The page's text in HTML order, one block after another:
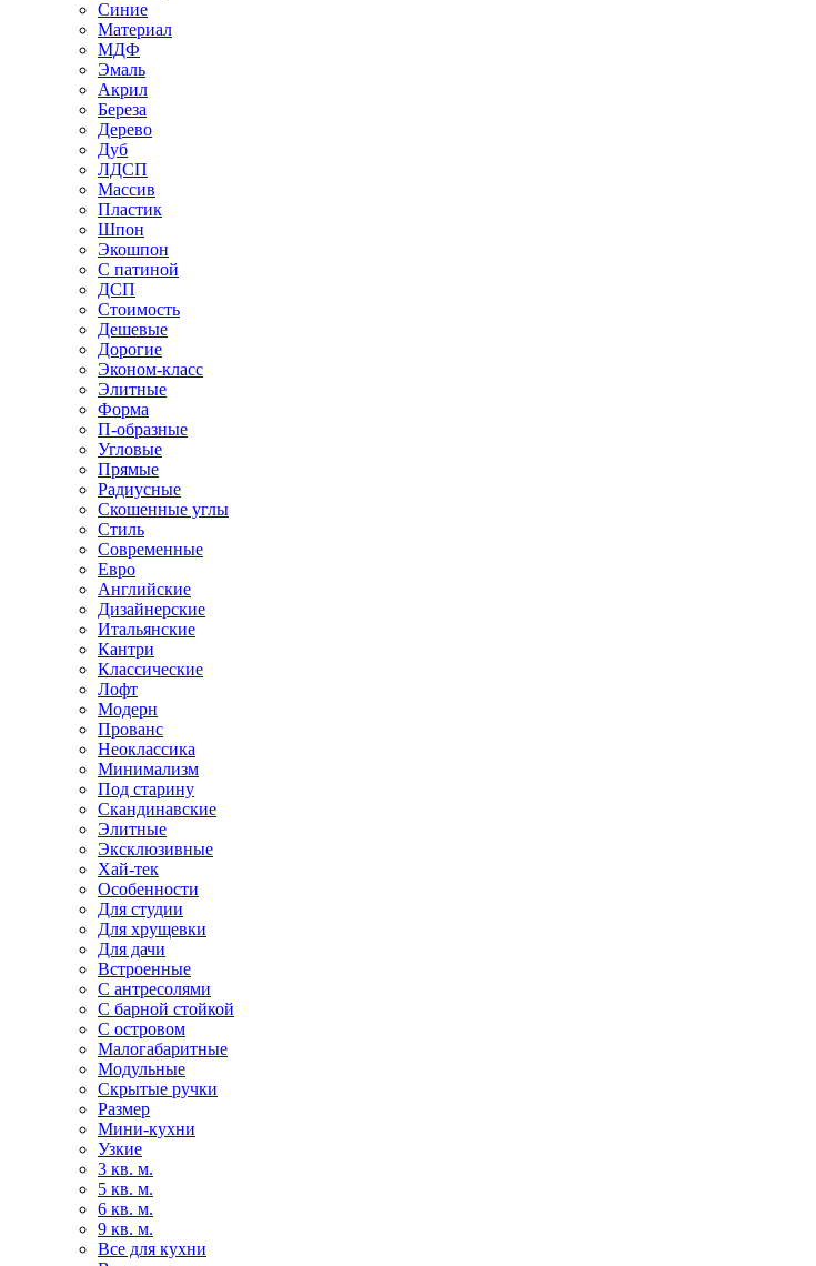
Синие
Материал
МДФ
Эмаль
Акрил
Береза
Дерево
Дуб
ЛДСП
Массив
Пластик
Шпон
Экошпон
С патиной
ДСП
Стоимость
Дешевые
Дорогие
Эконом-класс
Элитные
Форма
П-образные
Угловые
Прямые
Радиусные
Скошенные углы
Стиль
Современные
Евро
Английские
Дизайнерские
Итальянские
Кантри
Классические
Лофт
Модерн
Прованс
Неоклассика
Минимализм
Под старину
Скандинавские
Элитные
Эксклюзивные
Хай-тек
Особенности
Для студии
Для хрущевки
Для дачи
Встроенные
С антресолями
С барной стойкой
С островом
Малогабаритные
Модульные
Скрытые ручки
Размер
Мини-кухни
Узкие
3 кв. м.
5 кв. м.
6 кв. м.
9 кв. м.
Все для кухни